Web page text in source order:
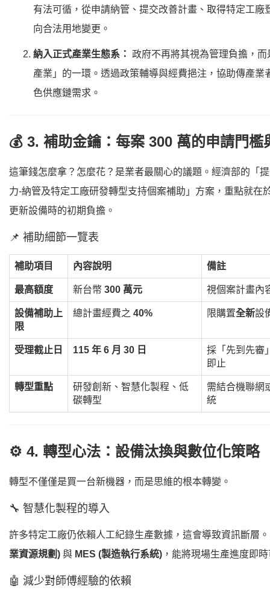
有法可循，從申請納管、提交改善計畫、取得特定工廠
向合法用地變更。
納入正式產業生態系： 政府不再將其視為管理負擔，而
產業」的一環。透過政策輔導與經費挹注，協助傳產業
色供應鏈需求。
💰 3. 補助金鑰：每案 300 萬的申請門檻
這筆錢怎麼拿？怎麼花？是業者最關心的議題。經濟部的「
力-納管及特定工廠研發轉型支持個案補助」方案，重點就在
更新設備時的初期負擔。
📌 補助細節一覽表
補助項目 內容說明 備註
最高額度 新台幣 300 萬元 視個案計畫內
設備補助上
限
總計畫經費之 40% 限購置全新設
受理截止日 115 年 6 月 30 日
採「先到先審
即止
轉型重點
研發創新、智慧化製程、低
碳轉型
需結合機聯網
統
⚙️ 4. 轉型心法：設備汰換與數位化策略
轉型不僅僅是買一台新機器，而是思維的根本轉變。
🔧 智慧化製程的導入
許多特定工廠仍依賴人工紀錄生產數據，這會導致資訊斷層
業資源規劃) 與 MES (製造執行系統) ，能將現場生產進度即
🤖 減少對師傅經驗的依賴